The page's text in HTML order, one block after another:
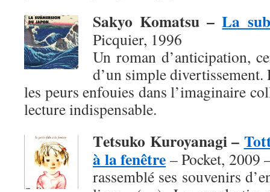
Sakyo Komatsu –La
Picquier, 1996
Un roman d’anticipation,
d’un simple
les peurs enfouies dans l’imaginaire
lecture indispensable.
Tetsuko Kuroyanagi –
à la fenêtre – Pocket, 2009
rassemblé ses souvenirs